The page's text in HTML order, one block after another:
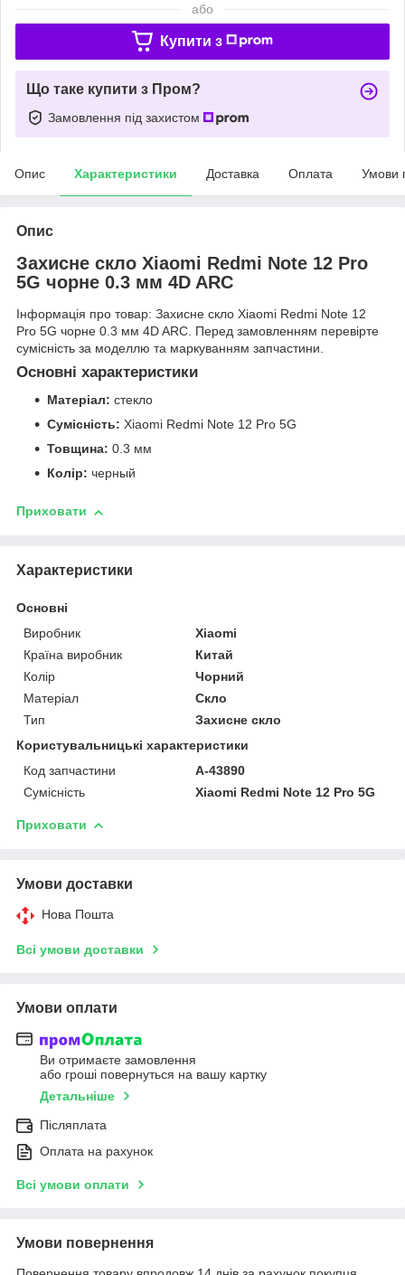
або
Купити з
Що таке купити з Пром?
Замовлення під захистом
Опис Характеристики Доставка Оплата Умови
Опис
Захисне скло Xiaomi Redmi Note 12 Pro
5G чорне 0.3 мм 4D ARC
Інформація про товар: Захисне скло Xiaomi Redmi Note 12
Pro 5G чорне 0.3 мм 4D ARC. Перед замовленням перевірте
сумісність за моделлю та маркуванням запчастини.
Основні характеристики
Матеріал: стекло
Сумісність: Xiaomi Redmi Note 12 Pro 5G
Товщина: 0.3 мм
Колір: черный
Приховати
Характеристики
Основні
Виробник
Xiaomi
Країна виробник
Китай
Колір
Чорний
Матеріал
Скло
Тип
Захисне скло
Користувальницькі характеристики
Код запчастини
A-43890
Сумісність
Xiaomi Redmi Note 12 Pro 5G
Приховати
Умови доставки
Нова Пошта
Всі умови доставки
Умови оплати
Ви отримаєте замовлення
або гроші повернуться на вашу картку
Детальніше
Післяплата
Оплата на рахунок
Всі умови оплати
Умови повернення